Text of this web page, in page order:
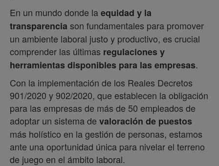
En un mundo donde laequidad y la
transparenciason fundamentales para promover
un ambiente laboral justo y productivo, es crucial
comprender las últimas regulaciones y
herramientas disponibles para las empresas.
Con la implementación de los Reales Decretos
901/2020 y 902/2020, que establecen la obligación
para las empresas de más de 50 empleados de
adoptar un sistema de valoración de puestos
más holístico en la gestión de personas, estamos
ante una oportunidad única para nivelar el terreno
de juego en el ámbito laboral.